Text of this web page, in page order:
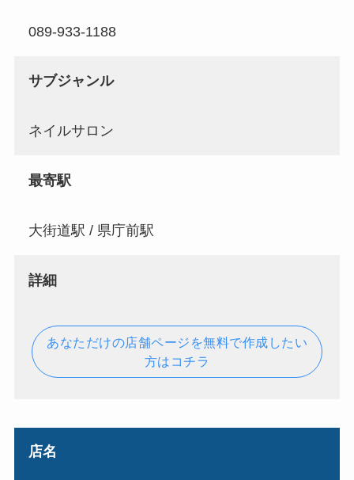
089-933-1188
サブジャンル
ネイルサロン
最寄駅
大街道駅 / 県庁前駅
詳細
あなただけの店舗ページを無料で作成したい
方はコチラ
店名